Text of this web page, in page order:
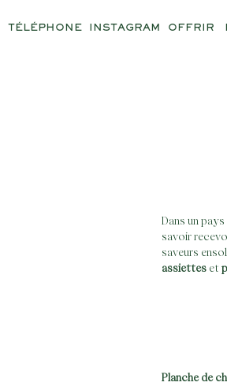
TÉLÉPHONE INSTAGRAM OFFRIR
Dans un
savoir
saveurs
assiettes et
Planche de